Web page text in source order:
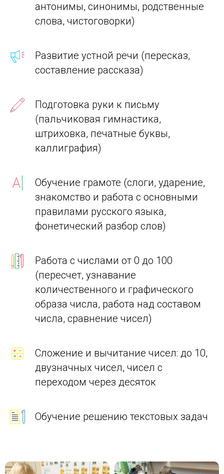
антонимы, синонимы, родственные
слова, чистоговорки)
Развитие устной речи (пересказ,
составление рассказа)
Подготовка руки к письму
(пальчиковая гимнастика,
штриховка, печатные буквы,
каллиграфия)
Обучение грамоте (слоги, ударение,
знакомство и работа с основными
правилами русского языка,
фонетический разбор слов)
Работа с числами от 0 до 100
(пересчет, узнавание
количественного и графического
образа числа, работа над составом
числа, сравнение чисел)
Сложение и вычитание чисел: до 10,
двузначных чисел, чисел с
переходом через десяток
Обучение решению текстовых задач